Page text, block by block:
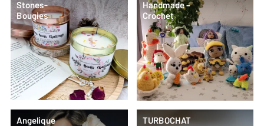
Stones-
Bougies
Handmade –
Crochet
Angelique
TURBOCHAT